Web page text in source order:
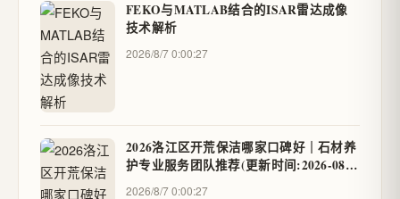
FEKO与MATLAB结合的ISAR雷达成像
技术解析
2026/8/7 0:00:27
2026洛江区开荒保洁哪家口碑好｜石材养
护专业服务团队推荐(更新时间:2026-08-
06) - geo88
2026/8/7 0:00:27